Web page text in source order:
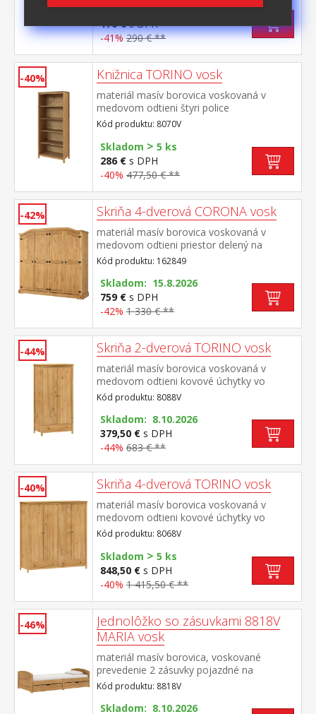
Skladom>5 ks
170 €s DPH
-41% 290 € **
-40% Knižnica TORINO vosk
materiál masív borovica voskovaná v
medovom odtieni štyri police
Kód produktu: 8070V
Skladom > 5 ks
286 € s DPH
-40% 477,50 € **
-42% Skriňa 4-dverová CORONA vosk
materiál masív borovica voskovaná v
medovom odtieni priestor delený na
polovice v ľavej časti šatníková tyč a polica
na klobúky v pravej časti vľavo šatníková
tyč a polica na klobúky, vpravo 3 police z
toho 2 variabilné kovové ozdobné
úchytky súčasť zostavy Corona
Kód produktu: 162849
Skladom: 15.8.2026
759 € s DPH
-42% 1 330 € **
-44% Skriňa 2-dverová TORINO vosk
materiál masív borovica voskovaná v
medovom odtieni kovové úchytky vo
farebnom prevedení černená
mosadz šatníková skriňa vybavená
šatníková tyčou a policou v spodnej časti
zásuvka s kovovými pojazdmi odporúčaný
nadstavec 8188V
Kód produktu: 8088V
Skladom: 8.10.2026
379,50 € s DPH
-44% 683 € **
-40% Skriňa 4-dverová TORINO vosk
materiál masív borovica voskovaná v
medovom odtieni kovové úchytky vo
farebnom prevedení černená
mosadz priestor delený na polovice v ľavej
polovici šatníková tyč a polica na klobúky v
pravej polovici 3 police v spodnej časti 2
zásuvky s kovovými pojazdmi odporúčaný
nadstavec 8168V
Kód produktu: 8068V
Skladom > 5 ks
848,50 € s DPH
-40% 1 415,50 € **
-46%
Jednolôžko so zásuvkami 8818V
MARIA vosk
materiál masív borovica, voskované
prevedenie 2 zásuvky pojazdné na
kolieskach sú v cene cena vrátane roštu
(drevený latkový) bez matraca odporúčaný
rozmer matraca 90 × 200 cm
Kód produktu: 8818V
Skladom: 8.10.2026